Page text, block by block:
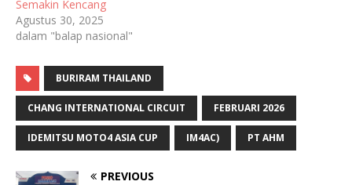
Semakin Kencang
Agustus 30, 2025
dalam "balap nasional"
BURIRAM THAILAND
CHANG INTERNATIONAL CIRCUIT FEBRUARI 2026
IDEMITSU MOTO4 ASIA CUP IM4AC) PT AHM
PREVIOUS